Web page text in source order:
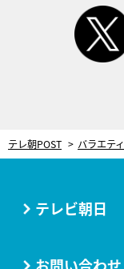
テレ朝POST バラエティ
テレビ朝日